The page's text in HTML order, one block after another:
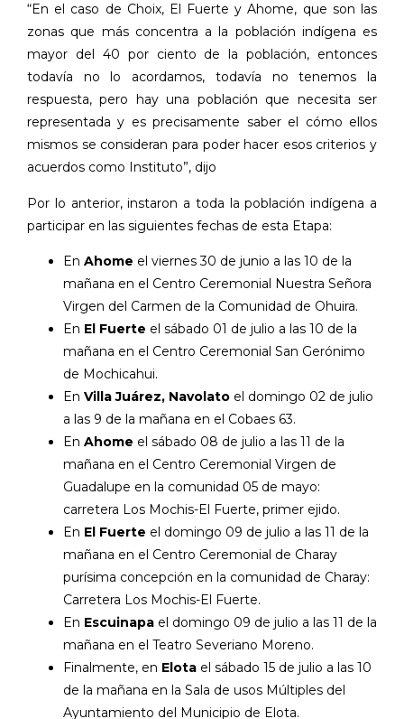
“En el caso de Choix, El Fuerte y Ahome, que son las
zonas que más concentra a la población indígena es
mayor del 40 por ciento de la población, entonces
todavía no lo acordamos, todavía no tenemos la
respuesta, pero hay una población que necesita ser
representada y es precisamente saber el cómo ellos
mismos se consideran para poder hacer esos criterios y
acuerdos como Instituto”, dijo
Por lo anterior, instaron a toda la población indígena a
participar en las siguientes fechas de esta Etapa:
En Ahome el viernes 30 de junio a las 10 de la
mañana en el Centro Ceremonial Nuestra Señora
Virgen del Carmen de la Comunidad de Ohuira.
En El Fuerte el sábado 01 de julio a las 10 de la
mañana en el Centro Ceremonial San Gerónimo
de Mochicahui.
En Villa Juárez, Navolato el domingo 02 de julio
a las 9 de la mañana en el Cobaes 63.
En Ahome el sábado 08 de julio a las 11 de la
mañana en el Centro Ceremonial Virgen de
Guadalupe en la comunidad 05 de mayo:
carretera Los Mochis-El Fuerte, primer ejido.
En El Fuerte el domingo 09 de julio a las 11 de la
mañana en el Centro Ceremonial de Charay
purísima concepción en la comunidad de Charay:
Carretera Los Mochis-El Fuerte.
En Escuinapa el domingo 09 de julio a las 11 de la
mañana en el Teatro Severiano Moreno.
Finalmente, en Elota el sábado 15 de julio a las 10
de la mañana en la Sala de usos Múltiples del
Ayuntamiento del Municipio de Elota.